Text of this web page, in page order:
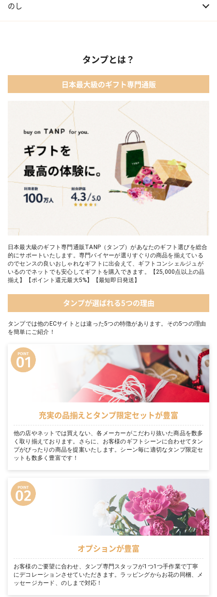
のし
タンプとは？
日本最大級のギフト専門通販
日本最大級のギフト専門通販TANP（タンプ）があなたのギフト選びを総合
的にサポートいたします。専門バイヤーが選りすぐりの商品を揃えている
のでセンスの良いおしゃれなギフトに出会えて、ギフトコンシェルジュが
いるのでネットでも安心してギフトを購入できます。【25,000点以上の品
揃え】【ポイント還元最大5%】【最短即日発送】
タンプが選ばれる5つの理由
タンプでは他のECサイトとは違った5つの特徴があります。その5つの理由
を簡単にご紹介！
充実の品揃えとタンプ限定セットが豊富
他の店やネットでは買えない、各メーカーがこだわり抜いた商品を数多
く取り揃えております。さらに、お客様のギフトシーンに合わせてタン
プがぴったりの商品を提案いたします。シーン毎に適切なタンプ限定セ
ットも数多く豊富です！
オプションが豊富
お客様のご要望に合わせ、タンプ専門スタッフが1つ1つ手作業で丁寧
にデコレーションさせていただきます。ラッピングからお花の同梱、メ
ッセージカード、のしまで対応！